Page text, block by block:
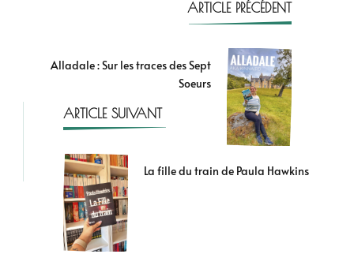
ARTICLE PRÉCÉDENT
Alladale : Sur les traces des Sept
Soeurs
ARTICLE SUIVANT
La fille du train de Paula Hawkins